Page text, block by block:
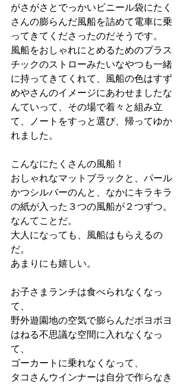
がさがさとでっかいビニール袋にたく
さんの膨らんだ風船を詰めて電車に乗
ってきてくださったのだそうです。
風船をおしゃれにとめるためのプラス
チックのストローみたいなやつも一緒
に持ってきてくれて、風船の色はすず
めやさんのイメージにあわせましたな
んていって、その場で着々と組み立
て、ノートをすっと選び、帰ってゆか
れました。
こんなにたくさんの風船！
おしゃれなマットブラックと、パール
かつシルバーのんと、なかにキラキラ
の紙が入った３つの風船が２つずつ。
なんてことだ。
大人になっても、風船はもらえるの
だ。
あまりにも嬉しい。
お子さまランチは食べられなくなっ
て、
野外遊園地の空気で膨らんだボヨボヨ
はねる不思議な空間に入れなくなっ
て、
ゴーカートに乗れなくなって、
タコさんウインナーは自分で作らなき